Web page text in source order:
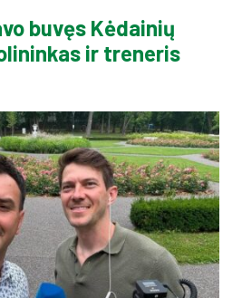
buvęs Kėdainių
ir treneris